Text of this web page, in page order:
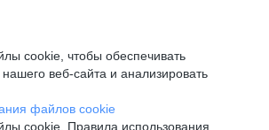
cookie, чтобы обеспечивать
веб-сайта и анализировать
файлов cookie
cookie. Правила использования